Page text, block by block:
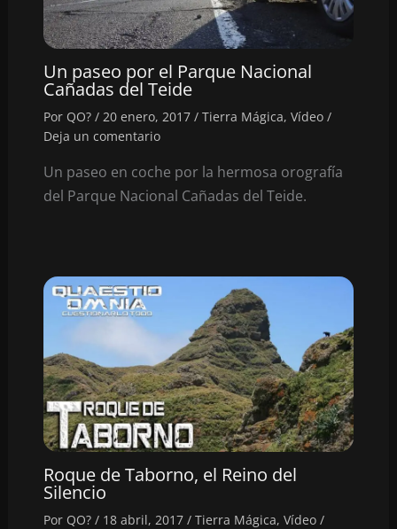
Un paseo por el Parque Nacional
Cañadas del Teide
Por QO? / 20 enero, 2017 / Tierra Mágica, Vídeo/
Deja un comentario
Un paseo en coche por la hermosa orografía
del Parque Nacional Cañadas del Teide.
Roque de Taborno, el Reino del
Silencio
Por QO? / 18 abril, 2017 / Tierra Mágica, Vídeo/